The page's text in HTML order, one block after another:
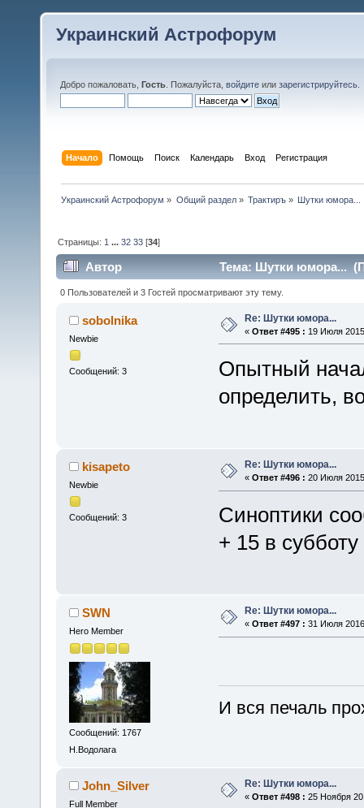
Украинский Астрофорум
Добро пожаловать, Гость . Пожалуйста, войдите или зарегистрируйтесь
Начало Помощь Поиск Календарь Вход Регистрация
Украинский Астрофорум » Общий раздел» Трактиръ» Шутки юмора...
Страницы: 1 ...32 33 [34]
Автор Тема: Шутки юмора...
0 Пользователей и 3 Гостей просматривают эту тему.
sobolnika
Newbie
Сообщений: 3
Re: Шутки юмора...
« Ответ #495 : 19 Июля
Опытный
определить,
kisapeto
Newbie
Сообщений: 3
Re: Шутки юмора...
« Ответ #496 : 20 Июля
Синоптики
+ 15 в
SWN
Hero Member
Сообщений: 1767
Н.Водолага
Re: Шутки юмора...
« Ответ #497 : 31 Июля
И вся печаль
John_Silver
Full Member
Re: Шутки юмора...
« Ответ #498 : 25 Ноября